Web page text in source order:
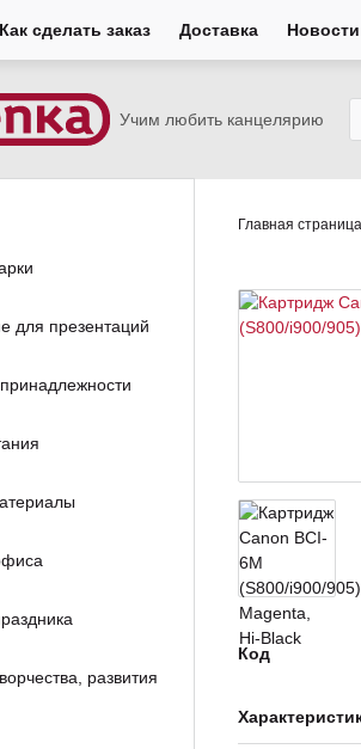
Как сделать заказ Доставка
Учим любить канцелярию
для презентаций
развития
Главная страница
Код